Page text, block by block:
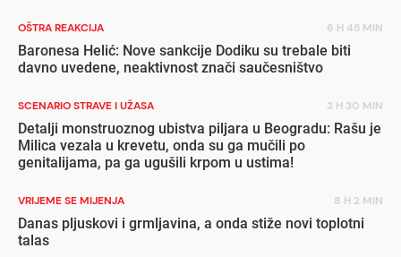
OŠTRA REAKCIJA 6 H 45 MIN
Baronesa Helić: Nove sankcije Dodiku su trebale biti
davno uvedene, neaktivnost znači saučesništvo
SCENARIO STRAVE I UŽASA 3 H 30 MIN
Detalji monstruoznog ubistva piljara u Beogradu: Rašu je
Milica vezala u krevetu, onda su ga mučili po
genitalijama, pa ga ugušili krpom u ustima!
VRIJEME SE MIJENJA 8 H 2 MIN
Danas pljuskovi i grmljavina, a onda stiže novi toplotni
talas